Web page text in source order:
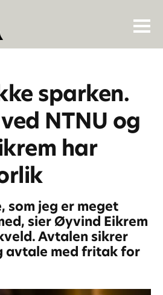
sparken.
NTNU og
har
som jeg er meget
sier Øyvind Eikrem
Avtalen sikrer
avtale med fritak for